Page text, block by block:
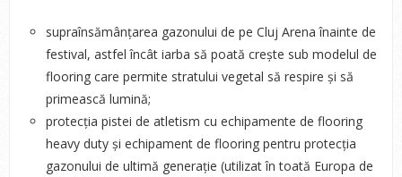
supraînsămânțarea gazonului de pe Cluj Arena înainte de
festival, astfel încât iarba să poată crește sub modelul de
flooring care permite stratului vegetal să respire și să
primească lumină;
protecția pistei de atletism cu echipamente de flooring
heavy duty și echipament de flooring pentru protecția
gazonului de ultimă generație (utilizat în toată Europa de